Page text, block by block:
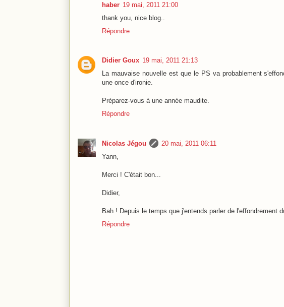
haber 19 mai, 2011 21:00
thank you, nice blog..
Répondre
Didier Goux 19 mai, 2011 21:13
La mauvaise nouvelle est que le PS va probablement
une once d'ironie.
Préparez-vous à une année maudite.
Répondre
Nicolas Jégou
20 mai, 2011 06:11
Yann,
Merci ! C'était bon...
Didier,
Bah ! Depuis le temps que j'entends parler de l'effondrement
Répondre